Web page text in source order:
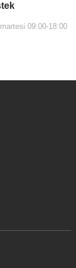
09:00-18:00